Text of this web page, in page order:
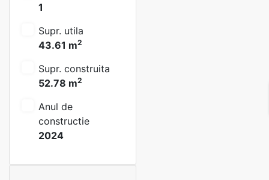
1
Supr. utila
43.61 m2
Supr. construita
52.78 m2
Anul de
constructie
2024